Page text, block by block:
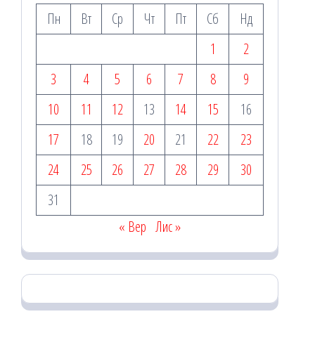
Пн
Вт Ср Чт Пт Сб
Нд
1
2
3
4 5 6 7 8
9
10
11 12 13 14 15
16
17
18 19 20 21 22
23
24
25 26 27 28 29
30
31
« Вер Лис »